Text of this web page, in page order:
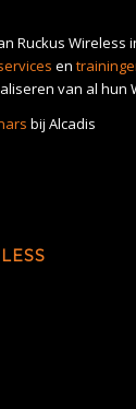
Ruckus Wireless
en
van al hun
bij Alcadis